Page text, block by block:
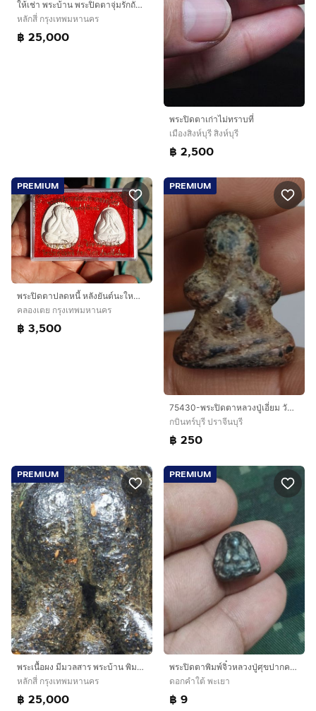
ให้เช่า พระบ้าน พระปิดตาจุ่มรักถักเชือกเก่า หลวงปู่เอี่ยม วัดสะพานสูง จ.นนทบุรี พิมพ์ตะพาบ เก่าถึงยุค
หลักสี่ กรุงเทพมหานคร
฿ 25,000
พระปิดตาเก่าไม่ทราบที่
เมืองสิงห์บุรี สิงห์บุรี
฿ 2,500
PREMIUM
พระปิดตาปลดหนี้ หลังยันต์นะใหญ่ หลวงปู่โต๊ะ วัดประดู่ฉิมพลี รุ่นเพชรรุ่งโรจน์ ปี 2535 เก่า แท้ หาบาก พร้อมกล่องชุดกรรมการเดิมๆ ชุดพระปิดตาหล
คลองเตย กรุงเทพมหานคร
฿ 3,500
PREMIUM
75430-พระปิดตาหลวงปู่เอี่ยม วัดสะพานสูงเนื้อผงคลุกรักเก่า
กบินทร์บุรี ปราจีนบุรี
฿ 250
PREMIUM
พระเนื้อผง มีมวลสาร พระบ้าน พิมพ์หายาก พระปิดตาหลวงพ่อแก้ว วัดเครือวัลย์ พิมพ์ปั้นลอยองค์ เก่า
หลักสี่ กรุงเทพมหานคร
฿ 25,000
PREMIUM
พระปิดตาพิมพ์จิ๋วหลวงปู่ศุขปากคลองมะขามเก่าถึงยุค
ดอกคำใต้ พะเยา
฿ 9